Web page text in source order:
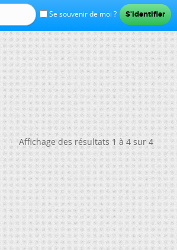
Se souvenir de moi ?
Affichage des résultats 1 à 4 sur 4